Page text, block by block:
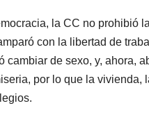
la CC no prohibió
con la libertad de
de sexo, y, ahora,
por lo que la vivienda,